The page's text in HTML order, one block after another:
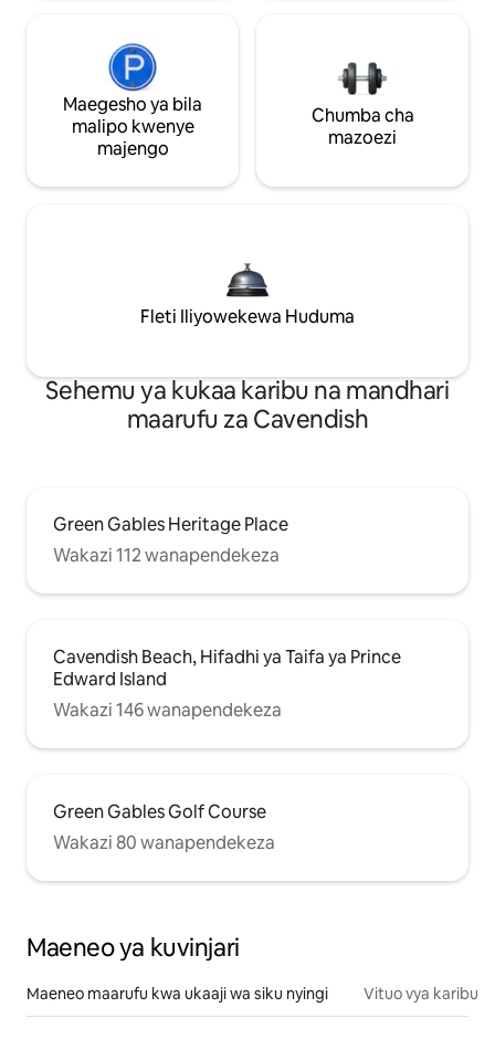
Maegesho ya bila
malipo kwenye
majengo
Chumba cha
mazoezi
Fleti Iliyowekewa Huduma
Sehemu ya kukaa karibu na mandhari
maarufu za Cavendish
Green Gables Heritage Place
Wakazi 112 wanapendekeza
Cavendish Beach, Hifadhi ya Taifa ya Prince
Edward Island
Wakazi 146 wanapendekeza
Green Gables Golf Course
Wakazi 80 wanapendekeza
Maeneo ya kuvinjari
Maeneo maarufu kwa ukaaji wa siku nyingi Vituo vya karibu